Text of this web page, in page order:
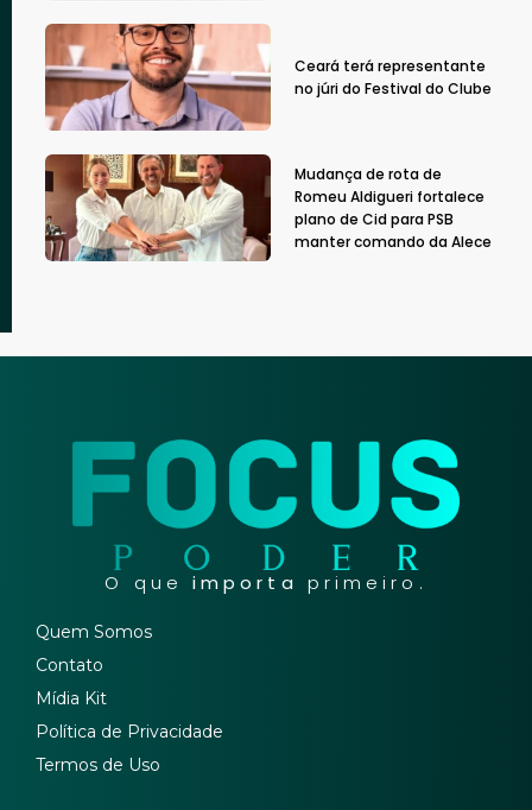
Ceará terá representante
no júri do Festival do Clube
Mudança de rota de
Romeu Aldigueri fortalece
plano de Cid para PSB
manter comando da Alece
O que importa primeiro.
Quem Somos
Contato
Mídia Kit
Política de Privacidade
Termos de Uso